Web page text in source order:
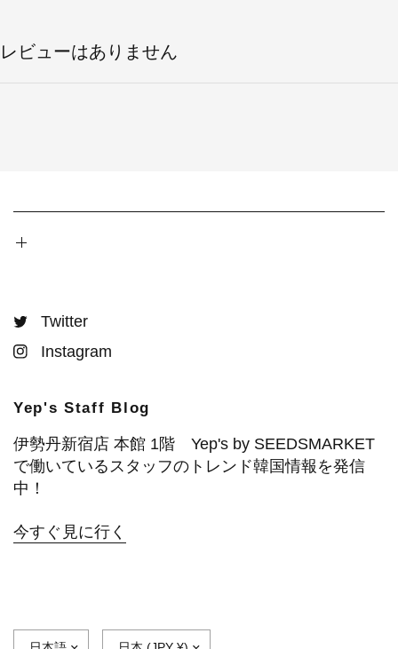
レビューはありません
Twitter
Instagram
Yep's Staff Blog
伊勢丹新宿店 本館 1階 Yep's by SEEDSMARKET
で働いているスタッフのトレンド韓国情報を発信
中！
今すぐ見に行く